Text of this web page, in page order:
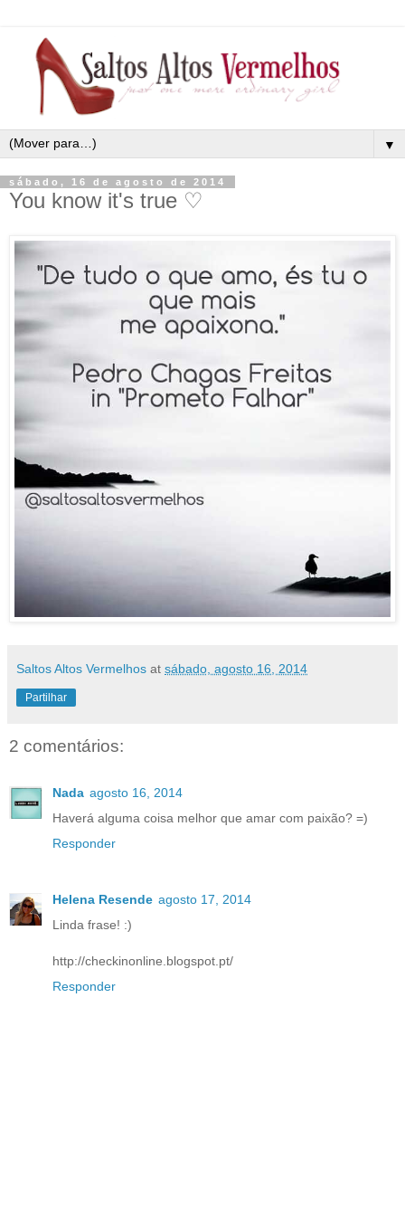
▼
sábado, 16 de agosto de 2014
You know it's true ♡
Saltos Altos Vermelhos at sábado, agosto 16, 2014
Partilhar
2 comentários:
Nada agosto 16, 2014
Haverá alguma coisa melhor que amar com paixão? =)
Responder
Helena Resende agosto 17, 2014
Linda frase! :)
http://checkinonline.blogspot.pt/
Responder